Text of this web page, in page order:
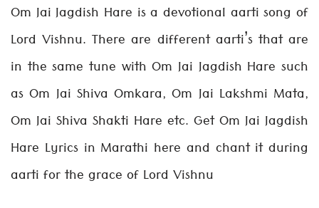
Om Jai Jagdish Hare is a devotional aarti song of
Lord Vishnu. There are different aarti’s that are
in the same tune with Om Jai Jagdish Hare such
as Om Jai Shiva Omkara, Om Jai Lakshmi Mata,
Om Jai Shiva Shakti Hare etc. Get Om Jai Jagdish
Hare Lyrics in Marathi here and chant it during
aarti for the grace of Lord Vishnu